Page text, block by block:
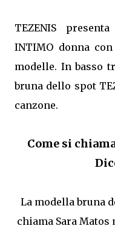
TEZENIS
INTIMO donna
modelle. In basso
bruna dello spot
canzone.
Come si
La modella bruna
chiama Sara Matos